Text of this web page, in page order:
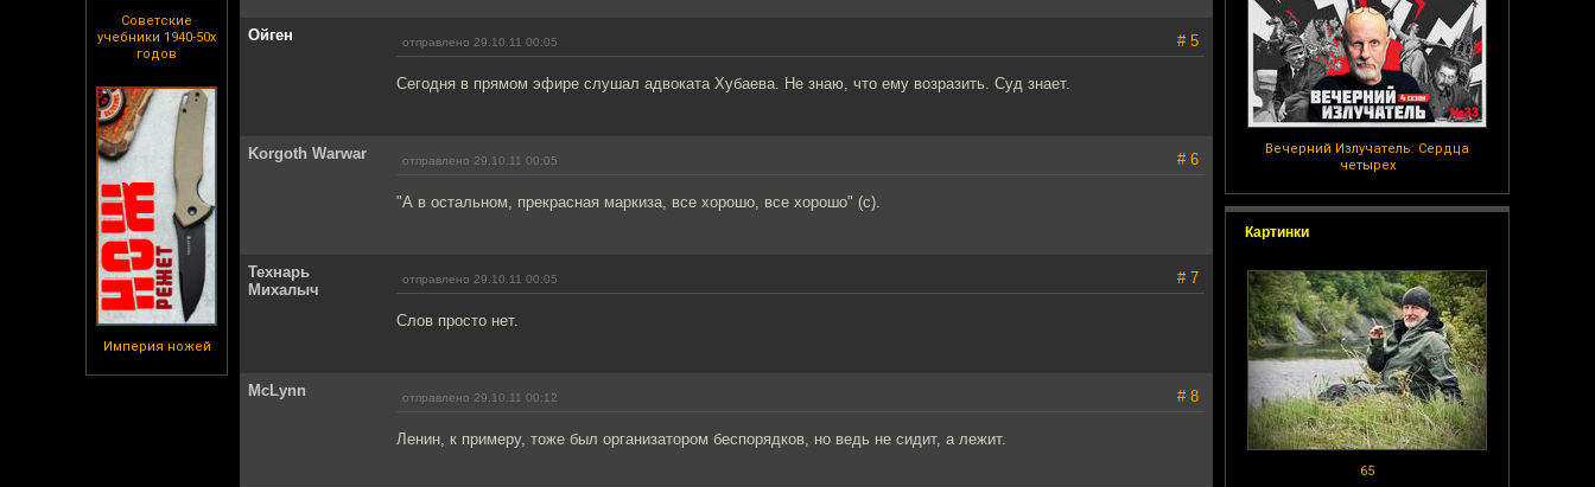
Советские
учебники 1940-50х
годов
Империя ножей
Вечерний Излучатель: Сердца
четырех
Картинки
65
Ойген отправлено 29.10.11 00:05 # 5
Сегодня в прямом эфире слушал адвоката Хубаева. Не знаю, что ему возразить. Суд знает.
Korgoth Warwar отправлено 29.10.11 00:05 # 6
"А в остальном, прекрасная маркиза, все хорошо, все хорошо" (с).
Технарь
Михалыч
отправлено 29.10.11 00:05 # 7
Слов просто нет.
McLynn отправлено 29.10.11 00:12 # 8
Ленин, к примеру, тоже был организатором беспорядков, но ведь не сидит, а лежит.